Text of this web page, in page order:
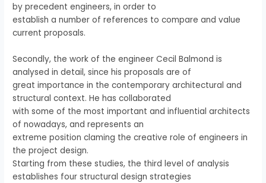
by precedent engineers, in order to
establish a number of references to compare and value
current proposals.
Secondly, the work of the engineer Cecil Balmond is
analysed in detail, since his proposals are of
great importance in the contemporary architectural and
structural context. He has collaborated
with some of the most important and influential architects
of nowadays, and represents an
extreme position claming the creative role of engineers in
the project design.
Starting from these studies, the third level of analysis
establishes four structural design strategies